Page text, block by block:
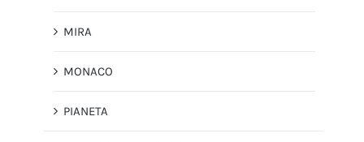
MIRA
MONACO
PIANETA